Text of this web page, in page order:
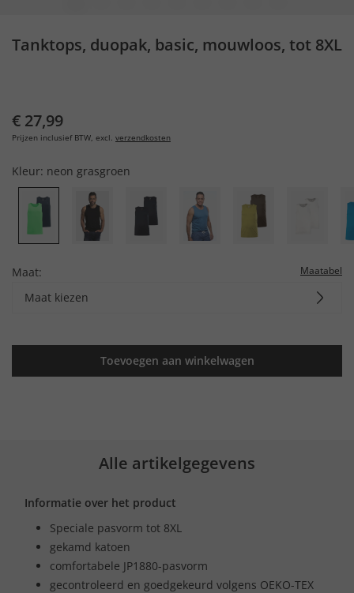
Tanktops, duopak, basic, mouwloos, tot 8XL
€ 27,99
Prijzen inclusief BTW, excl. verzendkosten
Kleur: neon grasgroen
Maat: Maatabel
Maat kiezen
Toevoegen aan winkelwagen
Alle artikelgegevens
Informatie over het product
Speciale pasvorm tot 8XL
gekamd katoen
comfortabele JP1880-pasvorm
gecontroleerd en goedgekeurd volgens OEKO-TEX